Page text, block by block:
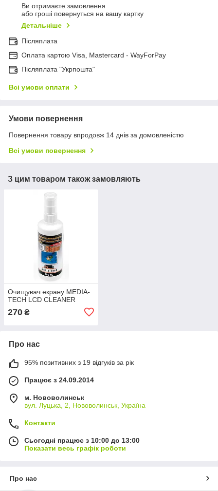
Ви отримаєте замовлення
або гроші повернуться на вашу картку
Детальніше
Післяплата
Оплата картою Visa, Mastercard - WayForPay
Післяплата "Укрпошта"
Всі умови оплати
Умови повернення
Повернення товару впродовж 14 днів за домовленістю
Всі умови повернення
З цим товаром також замовляють
Очищувач екрану MEDIA-
TECH LCD CLEANER
270 ₴
Про нас
95% позитивних з 19 відгуків за рік
Працює з 24.09.2014
м. Нововолинськ
вул. Луцька, 2, Нововолинськ, Україна
Контакти
Сьогодні працює з 10:00 до 13:00
Показати весь графік роботи
Про нас